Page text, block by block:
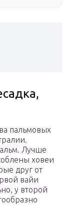
пальмовых
Лучше
ховеи
друг от
вайи
у второй